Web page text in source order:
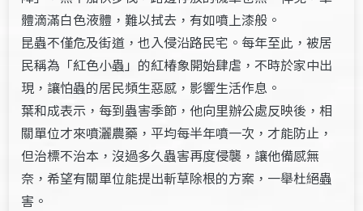
體滴滿白色液體，難以拭去，有如噴上漆般。
昆蟲不僅危及街道，也入侵沿路民宅。每年至此，被居
民稱為「紅色小蟲」的紅椿象開始肆虐，不時於家中出
現，讓怕蟲的居民頻生惡感，影響生活作息。
葉和成表示，每到蟲害季節，他向里辦公處反映後，相
關單位才來噴灑農藥，平均每半年噴一次，才能防止，
但治標不治本，沒過多久蟲害再度侵襲，讓他備感無
奈，希望有關單位能提出斬草除根的方案，一舉杜絕蟲
害。